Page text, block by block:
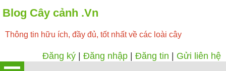
Blog Cây cảnh .Vn
Thông tin hữu ích, đầy đủ, tốt nhất về các loài cây
Đăng ký Đăng nhập Đăng tin Gửi liên hệ